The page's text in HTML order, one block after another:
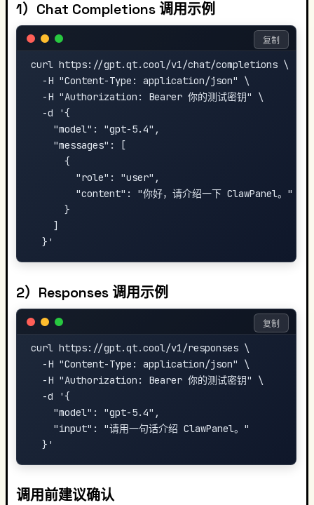
1）Chat Completions 调用示例
curl https://gpt.qt.cool/v1/chat/completions \
  -H "Content-Type: application/json" \
  -H "Authorization: Bearer 你的测试密钥" \
  -d '{
    "model": "gpt-5.4",
    "messages": [
      {
        "role": "user",
        "content": "你好，请介绍一下 ClawPanel。"
      }
    ]
复制
2）Responses 调用示例
curl https://gpt.qt.cool/v1/responses \
  -H "Content-Type: application/json" \
  -H "Authorization: Bearer 你的测试密钥" \
  -d '{
    "model": "gpt-5.4",
    "input": "请用一句话介绍 ClawPanel。"
复制
调用前建议确认